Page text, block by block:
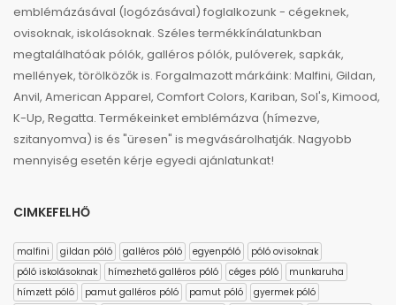
emblémázásával (logózásával) foglalkozunk - cégeknek,
ovisoknak, iskolásoknak. Széles termékkínálatunkban
megtalálhatóak pólók, galléros pólók, pulóverek, sapkák,
mellények, törölközők is. Forgalmazott márkáink: Malfini, Gildan,
Anvil, American Apparel, Comfort Colors, Kariban, Sol's, Kimood,
K-Up, Regatta. Termékeinket emblémázva (hímezve,
szitanyomva) is és "üresen" is megvásárolhatják. Nagyobb
mennyiség esetén kérje egyedi ajánlatunkat!
CIMKEFELHŐ
malfini gildan póló galléros póló egyenpóló
póló ovisoknak
póló iskolásoknak
hímezhető galléros póló céges póló
munkaruha
hímzett póló
pamut galléros póló pamut póló gyermek póló